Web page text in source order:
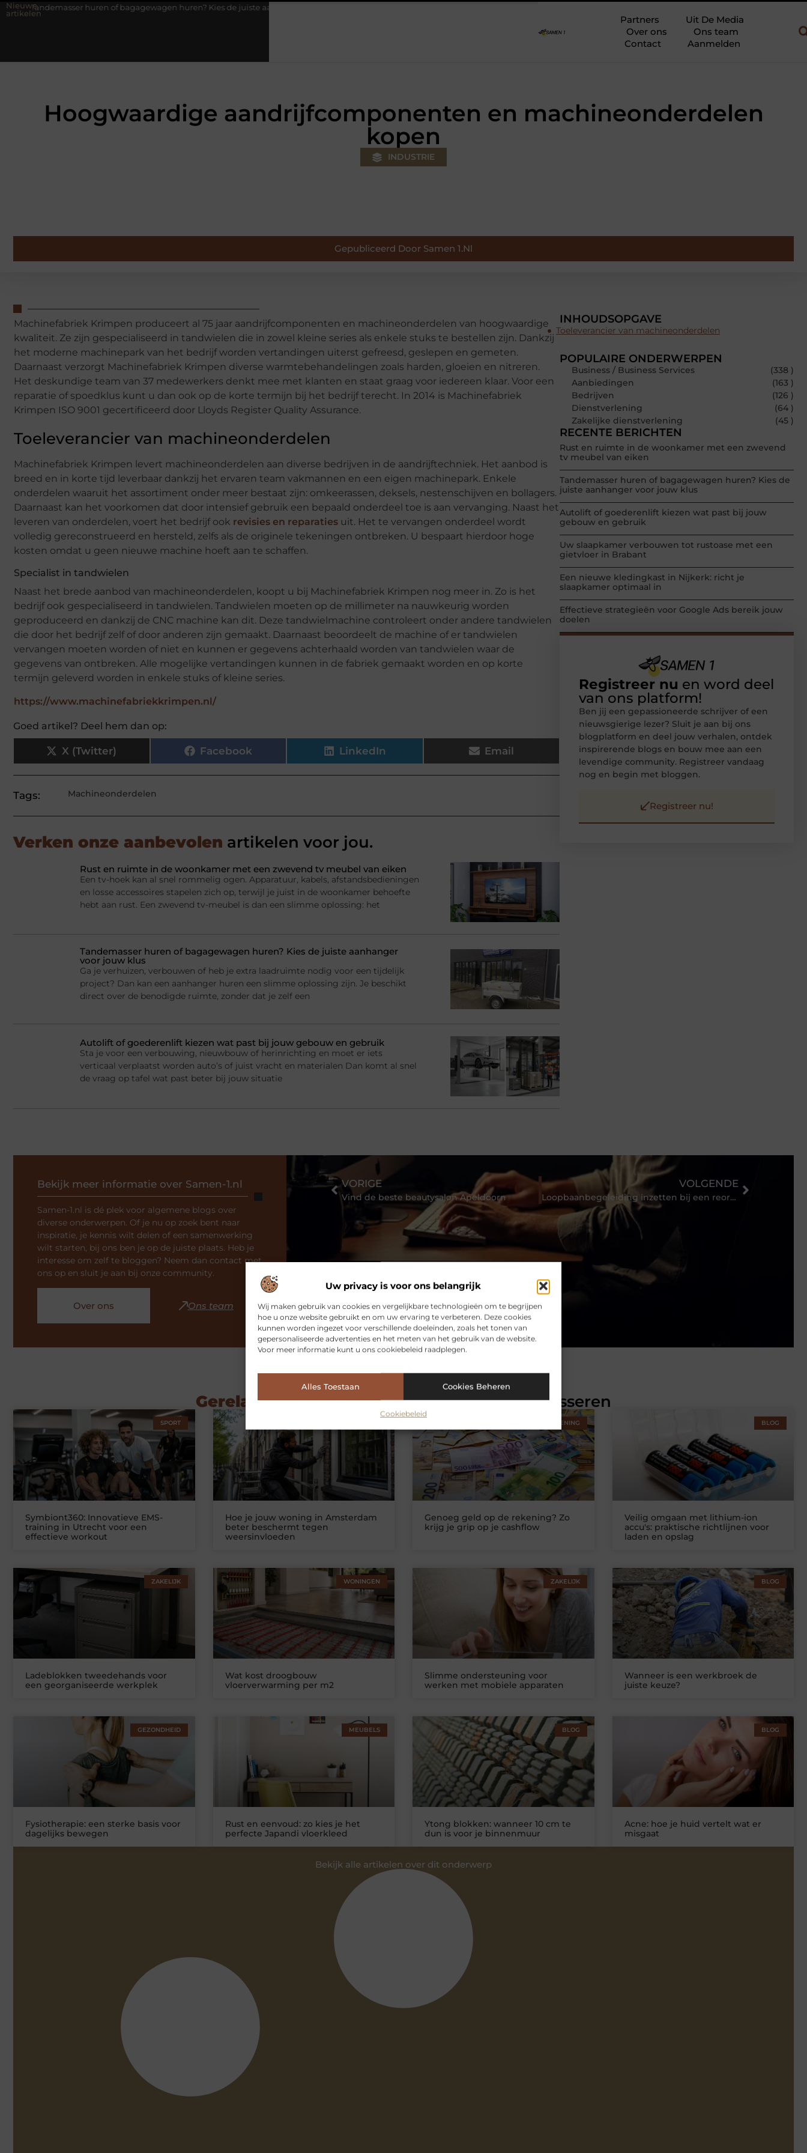
Uw privacy is voor ons belangrijk
Wij maken gebruik van cookies en vergelijkbare technologieën om te begrijpen
hoe u onze website gebruikt en om uw ervaring te verbeteren. Deze cookies
kunnen worden ingezet voor verschillende doeleinden, zoals het tonen van
gepersonaliseerde advertenties en het meten van het gebruik van de website.
Voor meer informatie kunt u ons cookiebeleid raadplegen.
Alles Toestaan Cookies Beheren
Cookiebeleid
Nieuwe
artikelen
huren of bagagewagen huren? Kies de juiste aanhanger voor jouw klus
Partners
Uit De Media
Over ons
Ons team
Contact
Aanmelden
Hoogwaardige aandrijfcomponenten en machineonderdelen
kopen
INDUSTRIE
Gepubliceerd Door Samen 1.nl
Machinefabriek Krimpen produceert al 75 jaar aandrijfcomponenten en machineonderdelen van hoogwaardige
kwaliteit. Ze zijn gespecialiseerd in tandwielen die in zowel kleine series als enkele stuks te bestellen zijn. Dankzij
het moderne machinepark van het bedrijf worden vertandingen uiterst gefreesd, geslepen en gemeten.
Daarnaast verzorgt Machinefabriek Krimpen diverse warmtebehandelingen zoals harden, gloeien en nitreren.
Het deskundige team van 37 medewerkers denkt mee met klanten en staat graag voor iedereen klaar. Voor een
reparatie of spoedklus kunt u dan ook op de korte termijn bij het bedrijf terecht. In 2014 is Machinefabriek
Krimpen ISO 9001 gecertificeerd door Lloyds Register Quality Assurance.
Toeleverancier van machineonderdelen
Machinefabriek Krimpen levert machineonderdelen aan diverse bedrijven in de aandrijftechniek. Het aanbod is
breed en in korte tijd leverbaar dankzij het ervaren team vakmannen en een eigen machinepark. Enkele
onderdelen waaruit het assortiment onder meer bestaat zijn: omkeerassen, deksels, nestenschijven en bollagers.
Daarnaast kan het voorkomen dat door intensief gebruik een bepaald onderdeel toe is aan vervanging. Naast het
leveren van onderdelen, voert het bedrijf ook revisies en reparaties uit. Het te vervangen onderdeel wordt
volledig gereconstrueerd en hersteld, zelfs als de originele tekeningen ontbreken. U bespaart hierdoor hoge
kosten omdat u geen nieuwe machine hoeft aan te schaffen.
Specialist in tandwielen
Naast het brede aanbod van machineonderdelen, koopt u bij Machinefabriek Krimpen nog meer in. Zo is het
bedrijf ook gespecialiseerd in tandwielen. Tandwielen moeten op de millimeter na nauwkeurig worden
geproduceerd en dankzij de CNC machine kan dit. Deze tandwielmachine controleert onder andere tandwielen
die door het bedrijf zelf of door anderen zijn gemaakt. Daarnaast beoordeelt de machine of er tandwielen
vervangen moeten worden of niet en kunnen er gegevens achterhaald worden van tandwielen waar de
gegevens van ontbreken. Alle mogelijke vertandingen kunnen in de fabriek gemaakt worden en op korte
termijn geleverd worden in enkele stuks of kleine series.
https://www.machinefabriekkrimpen.nl/
Goed artikel? Deel hem dan op:
X (Twitter) Facebook LinkedIn Email
Tags: Machineonderdelen
Verken onze aanbevolen artikelen voor jou.
Rust en ruimte in de woonkamer met een zwevend tv meubel van eiken
Een tv-hoek kan al snel rommelig ogen. Apparatuur, kabels, afstandsbedieningen
en losse accessoires stapelen zich op, terwijl je juist in de woonkamer behoefte
hebt aan rust. Een zwevend tv-meubel is dan een slimme oplossing: het
Tandemasser huren of bagagewagen huren? Kies de juiste aanhanger
voor jouw klus
Ga je verhuizen, verbouwen of heb je extra laadruimte nodig voor een tijdelijk
project? Dan kan een aanhanger huren een slimme oplossing zijn. Je beschikt
direct over de benodigde ruimte, zonder dat je zelf een
Autolift of goederenlift kiezen wat past bij jouw gebouw en gebruik
Sta je voor een verbouwing, nieuwbouw of herinrichting en moet er iets
verticaal verplaatst worden auto’s of juist vracht en materialen Dan komt al snel
de vraag op tafel wat past beter bij jouw situatie
INHOUDSOPGAVE
Toeleverancier van machineonderdelen
POPULAIRE ONDERWERPEN
Business / Business Services
(338 )
Aanbiedingen
(163 )
Bedrijven
(126 )
Dienstverlening
(64 )
Zakelijke dienstverlening
(45 )
RECENTE BERICHTEN
Rust en ruimte in de woonkamer met een zwevend
tv meubel van eiken
Tandemasser huren of bagagewagen huren? Kies de
juiste aanhanger voor jouw klus
Autolift of goederenlift kiezen wat past bij jouw
gebouw en gebruik
Uw slaapkamer verbouwen tot rustoase met een
gietvloer in Brabant
Een nieuwe kledingkast in Nijkerk: richt je
slaapkamer optimaal in
Effectieve strategieën voor Google Ads bereik jouw
doelen
Registreer nu en word deel
van ons platform!
Ben jij een gepassioneerde schrijver of een
nieuwsgierige lezer? Sluit je aan bij ons
blogplatform en deel jouw verhalen, ontdek
inspirerende blogs en bouw mee aan een
levendige community. Registreer vandaag
nog en begin met bloggen.
Registreer nu!
Bekijk meer informatie over Samen-1.nl
Samen-1.nl is dé plek voor algemene blogs over
diverse onderwerpen. Of je nu op zoek bent naar
inspiratie, je kennis wilt delen of een samenwerking
wilt starten, bij ons ben je op de juiste plaats. Heb je
interesse om zelf te bloggen? Neem dan contact met
ons op en sluit je aan bij onze community.
Over ons Ons team
VORIGE
Vind de beste beautysalon Apeldoorn
VOLGENDE
Loopbaanbegeleiding inzetten bij een reorganisatie
Gerelateerde artikelendie u mogelijk interesseren
SPORT
Symbiont360: Innovatieve EMS-
training in Utrecht voor een
effectieve workout
Hoe je jouw woning in Amsterdam
beter beschermt tegen
weersinvloeden
ZAKELIJKE DIENSTVERLENING
Genoeg geld op de rekening? Zo
krijg je grip op je cashflow
BLOG
Veilig omgaan met lithium-ion
accu's: praktische richtlijnen voor
laden en opslag
ZAKELIJK
Ladeblokken tweedehands voor
een georganiseerde werkplek
WONINGEN
Wat kost droogbouw
vloerverwarming per m2
ZAKELIJK
Slimme ondersteuning voor
werken met mobiele apparaten
BLOG
Wanneer is een werkbroek de
juiste keuze?
GEZONDHEID
Fysiotherapie: een sterke basis voor
dagelijks bewegen
MEUBELS
Rust en eenvoud: zo kies je het
perfecte Japandi vloerkleed
BLOG
Ytong blokken: wanneer 10 cm te
dun is voor je binnenmuur
BLOG
Acne: hoe je huid vertelt wat er
misgaat
Bekijk alle artikelen over dit onderwerp